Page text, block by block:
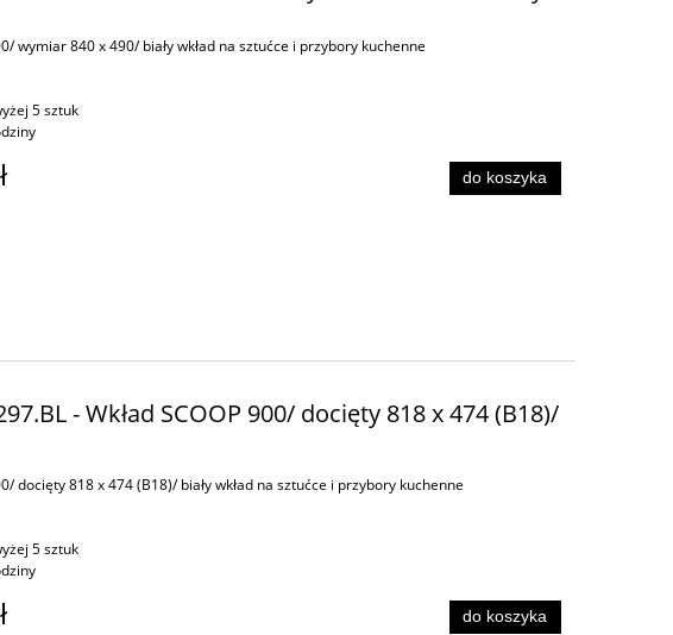
wymiar 840 x 490/ biały wkład na sztućce i przybory kuchenne
5 sztuk
do koszyka
- Wkład SCOOP 900/ docięty 818 x 474 (B18)/
docięty 818 x 474 (B18)/ biały wkład na sztućce i przybory kuchenne
5 sztuk
do koszyka